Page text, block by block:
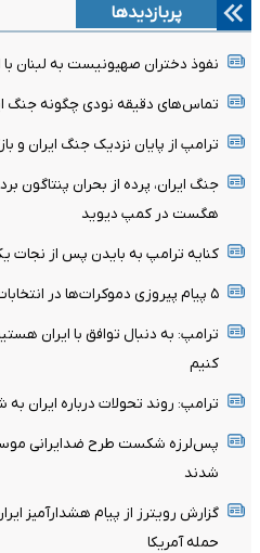
پربازدیدها
نفوذ دختران صهیونیست به لبنان
تماس‌های دقیقه نودی چگونه جنگ
ترامپ از پایان نزدیک جنگ ایران و
جنگ ایران، پرده از بحران
هگست در کمپ دیوید
کنایه ترامپ به بایدن پس از نجات
۵ پیام پیروزی دموکرات‌ها در انتخابات مقدماتی سنا
ترامپ: به دنبال توافق با ایران
کنیم
ترامپ: روند تحولات درباره ایران
پس‌لرزه شکست طرح ضدایرانی
شدند
گزارش رویترز از پیام هشدارآمیز
حمله آمریکا